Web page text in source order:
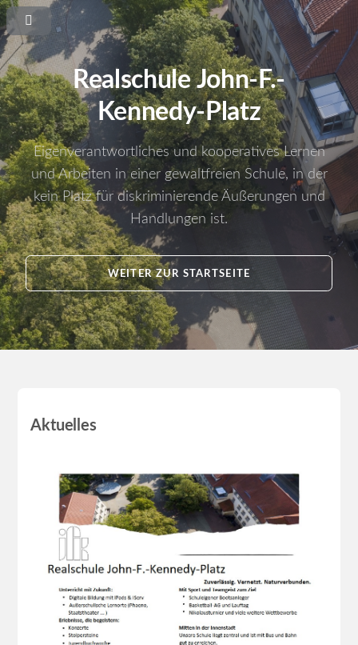
Realschule John-F.-
Kennedy-Platz
Eigenverantwortliches und kooperatives Lernen
und Arbeiten in einer gewaltfreien Schule, in der
kein Platz für diskriminierende Äußerungen und
Handlungen ist.
WEITER ZUR STARTSEITE
Aktuelles